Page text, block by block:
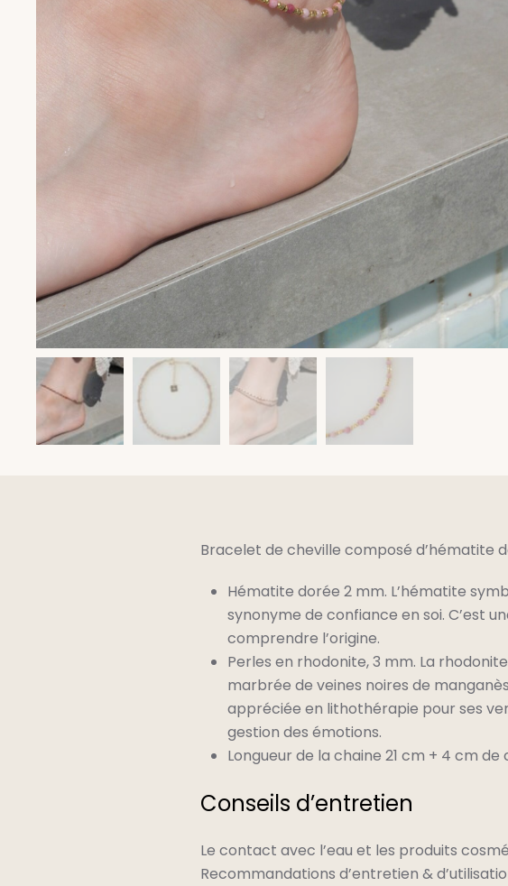
Bracelet de cheville composé d’hématite
Hématite dorée 2 mm. L’hématite
synonyme de confiance en soi. C’est
comprendre l’origine.
Perles en rhodonite, 3 mm. La
marbrée de veines noires de
appréciée en lithothérapie pour ses
gestion des émotions.
Longueur de la chaine 21 cm + 4 cm de
Conseils d’entretien
Le contact avec l’eau et les produits
Recommandations d’entretien &